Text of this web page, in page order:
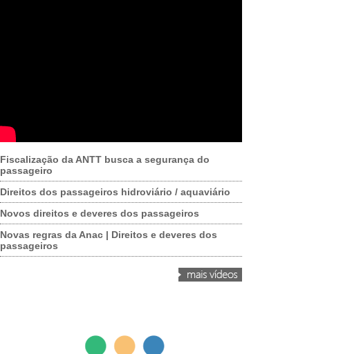
Fiscalização da ANTT busca a segurança do
passageiro
Direitos dos passageiros hidroviário / aquaviário
Novos direitos e deveres dos passageiros
Novas regras da Anac | Direitos e deveres dos
passageiros